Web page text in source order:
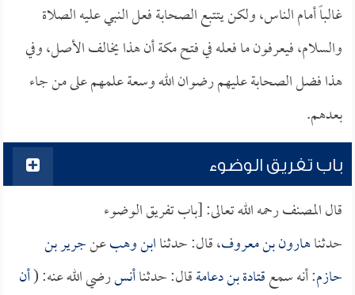
غالباً أمام الناس، ولكن يتتبع الصحابة فعل النبي عليه الصلاة
والسلام، فيعرفون ما فعله في فتح مكة أن هذا يخالف الأصل، وفي
هذا فضل الصحابة عليهم رضوان الله وسعة علمهم على من جاء
بعدهم.
باب تفريق الوضوء
قال المصنف رحمه الله تعالى: [باب تفريق الوضوء
حدثناهارون بن معروف، قال: حدثناابن وهبعنجرير بن
حازم: أنه سمعقتادة بن دعامةقال: حدثناأنسرضي الله عنه: (أن